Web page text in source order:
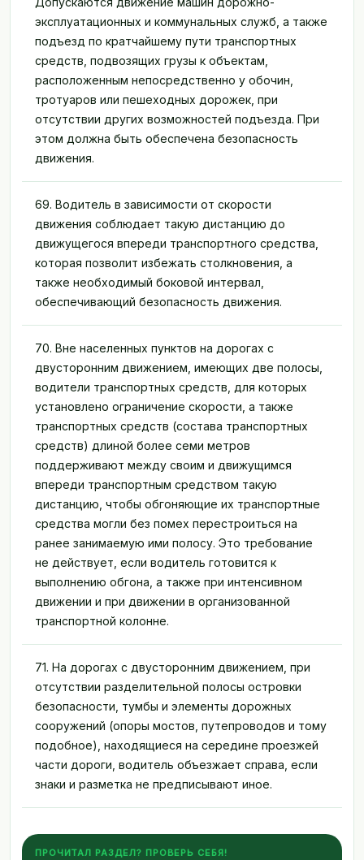
эксплуатационных и коммунальных служб, а также
подъезд по кратчайшему пути транспортных
средств, подвозящих грузы к объектам,
расположенным непосредственно у обочин,
тротуаров или пешеходных дорожек, при
отсутствии других возможностей подъезда. При
этом должна быть обеспечена безопасность
движения.
69. Водитель в зависимости от скорости
движения соблюдает такую дистанцию до
движущегося впереди транспортного средства,
которая позволит избежать столкновения, а
также необходимый боковой интервал,
обеспечивающий безопасность движения.
70. Вне населенных пунктов на дорогах с
двусторонним движением, имеющих две полосы,
водители транспортных средств, для которых
установлено ограничение скорости, а также
транспортных средств (состава транспортных
средств) длиной более семи метров
поддерживают между своим и движущимся
впереди транспортным средством такую
дистанцию, чтобы обгоняющие их транспортные
средства могли без помех перестроиться на
ранее занимаемую ими полосу. Это требование
не действует, если водитель готовится к
выполнению обгона, а также при интенсивном
движении и при движении в организованной
транспортной колонне.
71. На дорогах с двусторонним движением, при
отсутствии разделительной полосы островки
безопасности, тумбы и элементы дорожных
сооружений (опоры мостов, путепроводов и тому
подобное), находящиеся на середине проезжей
части дороги, водитель объезжает справа, если
знаки и разметка не предписывают иное.
ПРОЧИТАЛ РАЗДЕЛ? ПРОВЕРЬ СЕБЯ!